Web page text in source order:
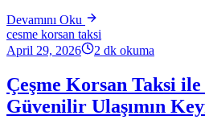
Devamını Oku
cesme korsan taksi
April 29, 2026
2 dk okuma
Çeşme Korsan Taksi
Güvenilir Ulaşımın